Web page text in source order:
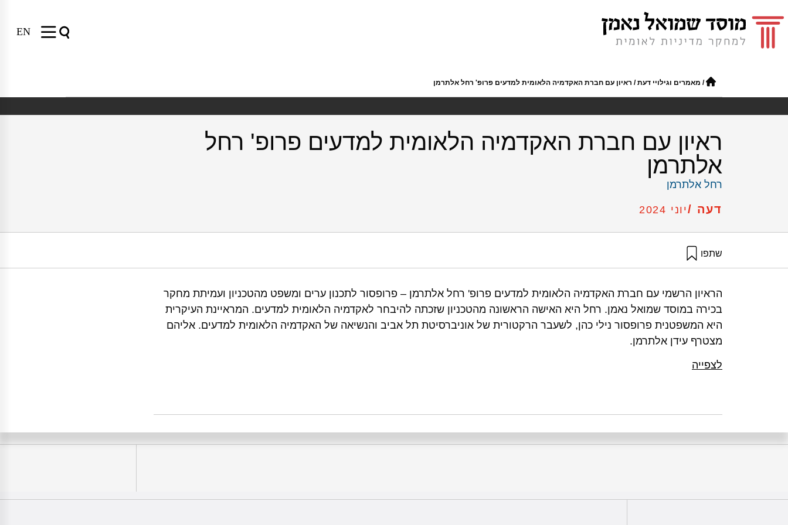
EN
/ מאמרים וגילויי דעת/ ראיון עם חברת האקדמיה הלאומית למדעים פרופ' רחל אלתרמן
ראיון עם חברת האקדמיה הלאומית למדעים פרופ' רחל
אלתרמן
רחל אלתרמן
דעה /יוני 2024
שתפו
הראיון הרשמי עם חברת האקדמיה הלאומית למדעים פרופ' רחל אלתרמן – פרופסור לתכנון ערים ומשפט מהטכניון ועמיתת מחקר
בכירה במוסד שמואל נאמן. רחל היא האישה הראשונה מהטכניון שזכתה להיבחר לאקדמיה הלאומית למדעים. המראיינת העיקרית
היא המשפטנית פרופסור נילי כהן, לשעבר הרקטורית של אוניברסיטת תל אביב והנשיאה של האקדמיה הלאומית למדעים. אליהם
מצטרף עידן אלתרמן.
לצפייה